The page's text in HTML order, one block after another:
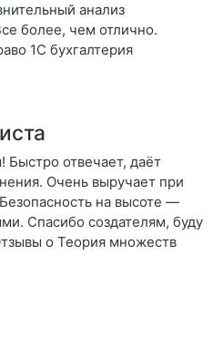
анализ
более, чем отлично.
1C бухгалтерия
Быстро отвечает, даёт
Очень выручает при
на высоте —
Спасибо создателям, буду
о Теория множеств